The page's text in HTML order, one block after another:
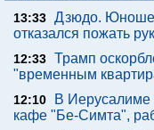
13:33 Дзюдо.
отказался пожать
12:33 Трамп
"временным
12:10
В Иерусалиме
кафе "Бе-Симта",